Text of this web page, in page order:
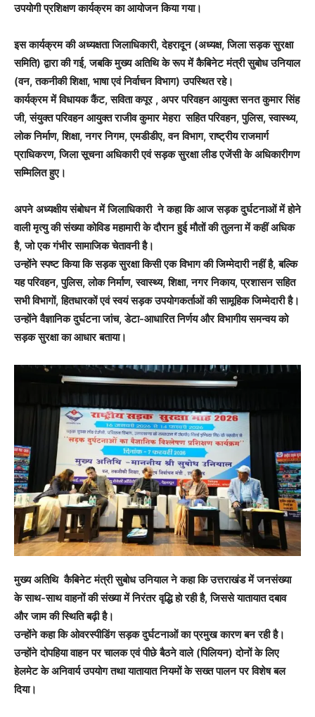
उपयोगी प्रशिक्षण कार्यक्रम का आयोजन किया गया।
इस कार्यक्रम की अध्यक्षता जिलाधिकारी, देहरादून (अध्यक्ष, जिला सड़क सुरक्षा
समिति) द्वारा की गई, जबकि मुख्य अतिथि के रूप में कैबिनेट मंत्री सुबोध उनियाल
(वन, तकनीकी शिक्षा, भाषा एवं निर्वाचन विभाग) उपस्थित रहे।
कार्यक्रम में विधायक कैंट, सविता कपूर , अपर परिवहन आयुक्त सनत कुमार सिंह
जी, संयुक्त परिवहन आयुक्त राजीव कुमार मेहरा सहित परिवहन, पुलिस, स्वास्थ्य,
लोक निर्माण, शिक्षा, नगर निगम, एमडीडीए, वन विभाग, राष्ट्रीय राजमार्ग
प्राधिकरण, जिला सूचना अधिकारी एवं सड़क सुरक्षा लीड एजेंसी के अधिकारीगण
सम्मिलित हुए।
अपने अध्यक्षीय संबोधन में जिलाधिकारी ने कहा कि आज सड़क दुर्घटनाओं में होने
वाली मृत्यु की संख्या कोविड महामारी के दौरान हुई मौतों की तुलना में कहीं अधिक
है, जो एक गंभीर सामाजिक चेतावनी है।
उन्होंने स्पष्ट किया कि सड़क सुरक्षा किसी एक विभाग की जिम्मेदारी नहीं है, बल्कि
यह परिवहन, पुलिस, लोक निर्माण, स्वास्थ्य, शिक्षा, नगर निकाय, प्रशासन सहित
सभी विभागों, हितधारकों एवं स्वयं सड़क उपयोगकर्ताओं की सामूहिक जिम्मेदारी है।
उन्होंने वैज्ञानिक दुर्घटना जांच, डेटा-आधारित निर्णय और विभागीय समन्वय को
सड़क सुरक्षा का आधार बताया।
मुख्य अतिथि कैबिनेट मंत्री सुबोध उनियाल ने कहा कि उत्तराखंड में जनसंख्या
के साथ-साथ वाहनों की संख्या में निरंतर वृद्धि हो रही है, जिससे यातायात दबाव
और जाम की स्थिति बढ़ी है।
उन्होंने कहा कि ओवरस्पीडिंग सड़क दुर्घटनाओं का प्रमुख कारण बन रही है।
उन्होंने दोपहिया वाहन पर चालक एवं पीछे बैठने वाले (पिलियन) दोनों के लिए
हेलमेट के अनिवार्य उपयोग तथा यातायात नियमों के सख्त पालन पर विशेष बल
दिया।